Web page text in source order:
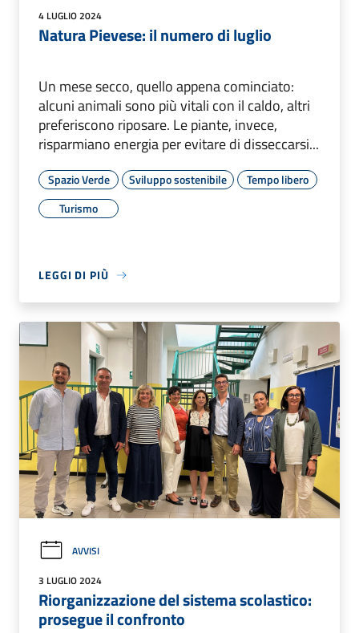
4 LUGLIO 2024
Natura Pievese: il numero di luglio
Un mese secco, quello appena cominciato:
alcuni animali sono più vitali con il caldo, altri
preferiscono riposare. Le piante, invece,
risparmiano energia per evitare di disseccarsi...
Spazio Verde Sviluppo sostenibile
Tempo libero
Turismo
LEGGI DI PIÙ
AVVISI
3 LUGLIO 2024
Riorganizzazione del sistema scolastico:
prosegue il confronto